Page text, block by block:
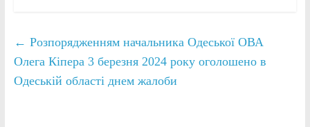
← Розпорядженням начальника Одеської ОВА
Олега Кіпера 3 березня 2024 року оголошено в
Одеській області днем жалоби